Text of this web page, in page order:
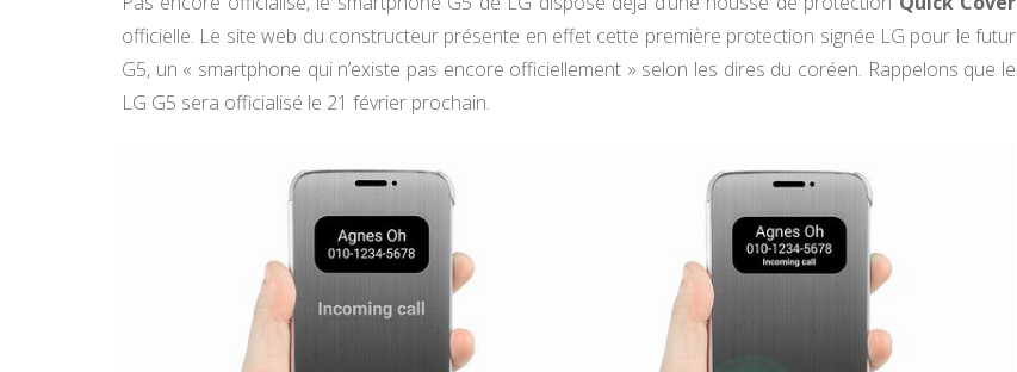
officielle. Le site web du constructeur présente en effet cette première protection signée LG pour le futur
G5, un « smartphone qui n’existe pas encore officiellement » selon les dires du coréen. Rappelons que le
LG G5 sera officialisé le 21 février prochain.